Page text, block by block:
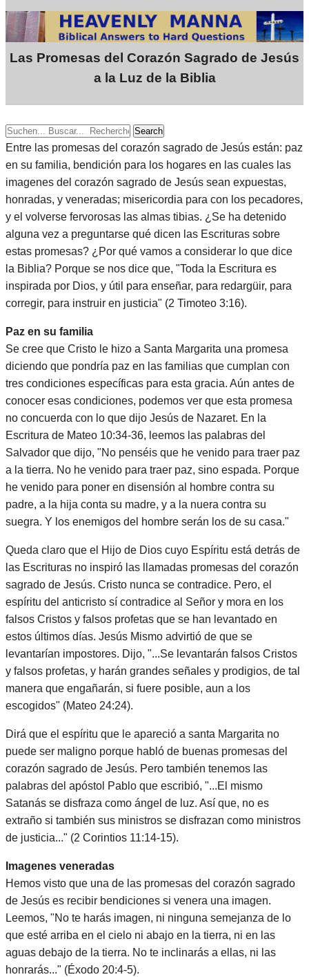
Las Promesas del Corazón Sagrado de Jesús
a la Luz de la Biblia
Search
Entre las promesas del corazón sagrado de Jesús están: paz
en su familia, bendición para los hogares en las cuales las
imagenes del corazón sagrado de Jesús sean expuestas,
honradas, y veneradas; misericordia para con los pecadores,
y el volverse fervorosas las almas tibias. ¿Se ha detenido
alguna vez a preguntarse qué dicen las Escrituras sobre
estas promesas? ¿Por qué vamos a considerar lo que dice
la Biblia? Porque se nos dice que, "Toda la Escritura es
inspirada por Dios, y útil para enseñar, para redargüir, para
corregir, para instruir en justicia" (2 Timoteo 3:16).
Paz en su familia
Se cree que Cristo le hizo a Santa Margarita una promesa
diciendo que pondría paz en las familias que cumplan con
tres condiciones específicas para esta gracia. Aún antes de
conocer esas condiciones, podemos ver que esta promesa
no concuerda con lo que dijo Jesús de Nazaret. En la
Escritura de Mateo 10:34-36, leemos las palabras del
Salvador que dijo, "No penséis que he venido para traer paz
a la tierra. No he venido para traer paz, sino espada. Porque
he venido para poner en disensión al hombre contra su
padre, a la hija conta su madre, y a la nuera contra su
suegra. Y los enemigos del hombre serán los de su casa."
Queda claro que el Hijo de Dios cuyo Espíritu está detrás de
las Escrituras no inspiró las llamadas promesas del corazón
sagrado de Jesús. Cristo nunca se contradice. Pero, el
espíritu del anticristo sí contradice al Señor y mora en los
falsos Cristos y falsos profetas que se han levantado en
estos últimos días. Jesús Mismo advirtió de que se
levantarían impostores. Dijo, "...Se levantarán falsos Cristos
y falsos profetas, y harán grandes señales y prodigios, de tal
manera que engañarán, si fuere posible, aun a los
escogidos" (Mateo 24:24).
Dirá que el espíritu que le apareció a santa Margarita no
puede ser maligno porque habló de buenas promesas del
corazón sagrado de Jesús. Pero también tenemos las
palabras del apóstol Pablo que escribió, "...El mismo
Satanás se disfraza como ángel de luz. Así que, no es
extraño si también sus ministros se disfrazan como ministros
de justicia..." (2 Corintios 11:14-15).
Imagenes veneradas
Hemos visto que una de las promesas del corazón sagrado
de Jesús es recibir bendiciones si venera una imagen.
Leemos, "No te harás imagen, ni ninguna semejanza de lo
que esté arriba en el cielo ni abajo en la tierra, ni en las
aguas debajo de la tierra. No te inclinarás a ellas, ni las
honrarás..." (Éxodo 20:4-5).